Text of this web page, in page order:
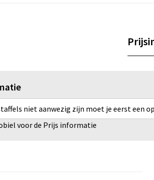
niet aanwezig zijn moet je eerst een
voor de Prijs informatie